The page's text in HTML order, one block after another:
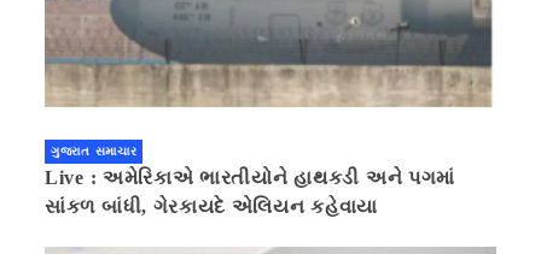
ગુજરાત સમાચાર
Live : અમેરિકાએ ભારતીયોને હાથકડી અને પગમાં
સાંકળ બાંધી, ગેરકાયદે એલિયન કહેવાયા